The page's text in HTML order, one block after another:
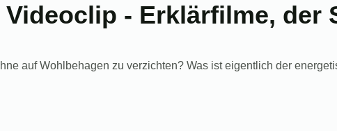
- Erklärfilme, der
auf Wohlbehagen zu verzichten? Was ist eigentlich der